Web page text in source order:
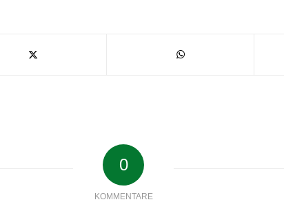
0
KOMMENTARE